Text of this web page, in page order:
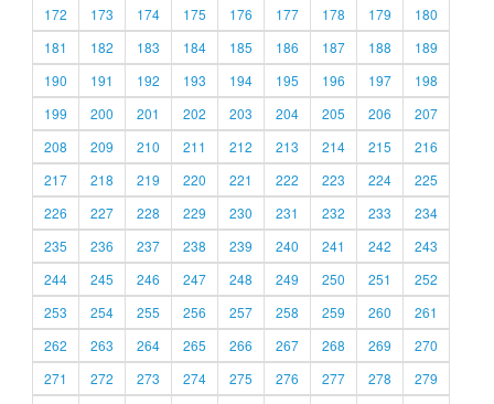
172
173 174 175 176 177 178 179
180
181
182 183 184 185 186 187 188
189
190
191 192 193 194 195 196 197
198
199
200 201 202 203 204 205 206
207
208
209 210 211 212 213 214 215
216
217
218 219 220 221 222 223 224
225
226
227 228 229 230 231 232 233
234
235
236 237 238 239 240 241 242
243
244
245 246 247 248 249 250 251
252
253
254 255 256 257 258 259 260
261
262
263 264 265 266 267 268 269
270
271
272 273 274 275 276 277 278
279